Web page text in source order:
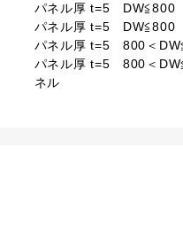
パネル厚 t=5 DW≦800
パネル厚 t=5 DW≦800
パネル厚 t=5 800＜
パネル厚 t=5 800＜
ネル